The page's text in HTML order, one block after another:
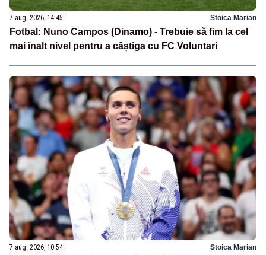
7 aug. 2026, 14:45 Stoica Marian
Fotbal: Nuno Campos (Dinamo) - Trebuie să fim la cel
mai înalt nivel pentru a câștiga cu FC Voluntari
7 aug. 2026, 10:54 Stoica Marian